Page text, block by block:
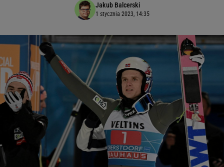
Jakub Balcerski
1 stycznia 2023, 14:35